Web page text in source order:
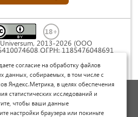
2013-2026 (ООО
ОГРН: 1185476048691
(«Атрибуция») 4.0
персональных данных
оферты
согласие на обработку файлов
данных, собираемых, в том числе с
Яндекс.Метрика, в целях обеспечения
статистических исследований и
чтобы ваши данные
настройки браузера или покиньте